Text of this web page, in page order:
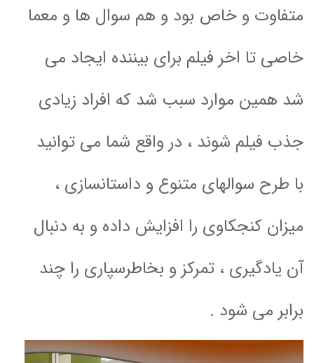
متفاوت و خاص بود و هم سوال ها و معما
خاصی تا اخر فیلم برای بیننده ایجاد می
شد همین موارد سبب شد که افراد زیادی
جذب فیلم شوند ، در واقع شما می توانید
با طرح سوالهای متنوع و داستانسازی ،
میزان کنجکاوی را افزایش داده و به دنبال
آن یادگیری ، تمرکز و بخاطرسپاری را چند
برابر می شود .